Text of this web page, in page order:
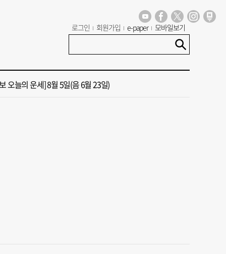
로그인 회원가입 e-paper 모바일보기
호 태풍 돌핀 경로, 내주 중국 상륙…'불가마 더위' 언제까지
오늘의 운세] 8월 5일(음 6월 23일)
폭염 예상 못 해” 골프 예약 취소 속출